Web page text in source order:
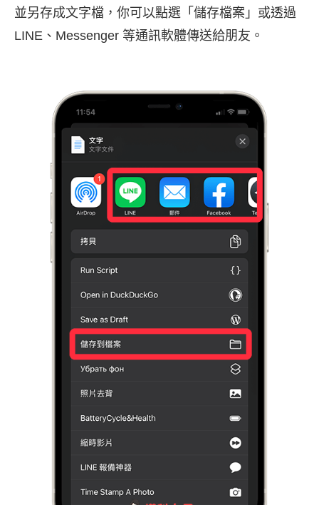
並另存成文字檔，你可以點選「儲存檔案」或透過
LINE、Messenger 等通訊軟體傳送給朋友。